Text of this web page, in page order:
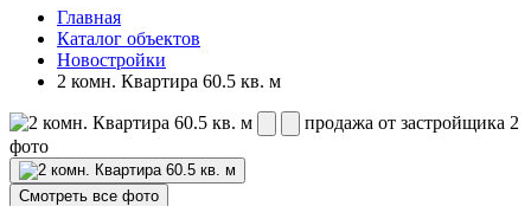
Главная
Каталог объектов
Новостройки
2 комн. Квартира 60.5 кв. м
продажа от застройщика 2
фото
Смотреть все фото